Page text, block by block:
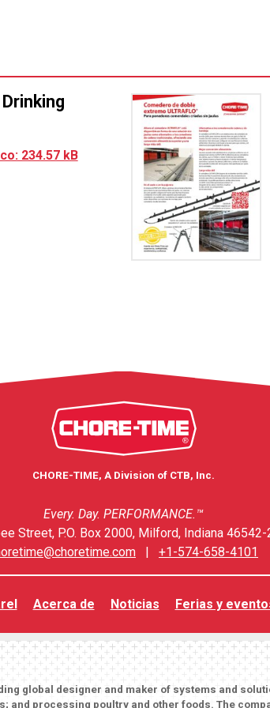
estimulación del alimentador para
comidas y 12 estimulaciones por
Elija un comedero estándar de
El comedero para pollitas aumenta
234.57 kB
CHORE-TIME, A Division of CTB, Inc.
Every. Day. PERFORMANCE.™
Street, P.O. Box 2000, Milford, Indiana 46542-
| +1-574-658-4101
Acerca de Noticias Ferias y
global designer and maker of systems and
and processing poultry and other foods. The